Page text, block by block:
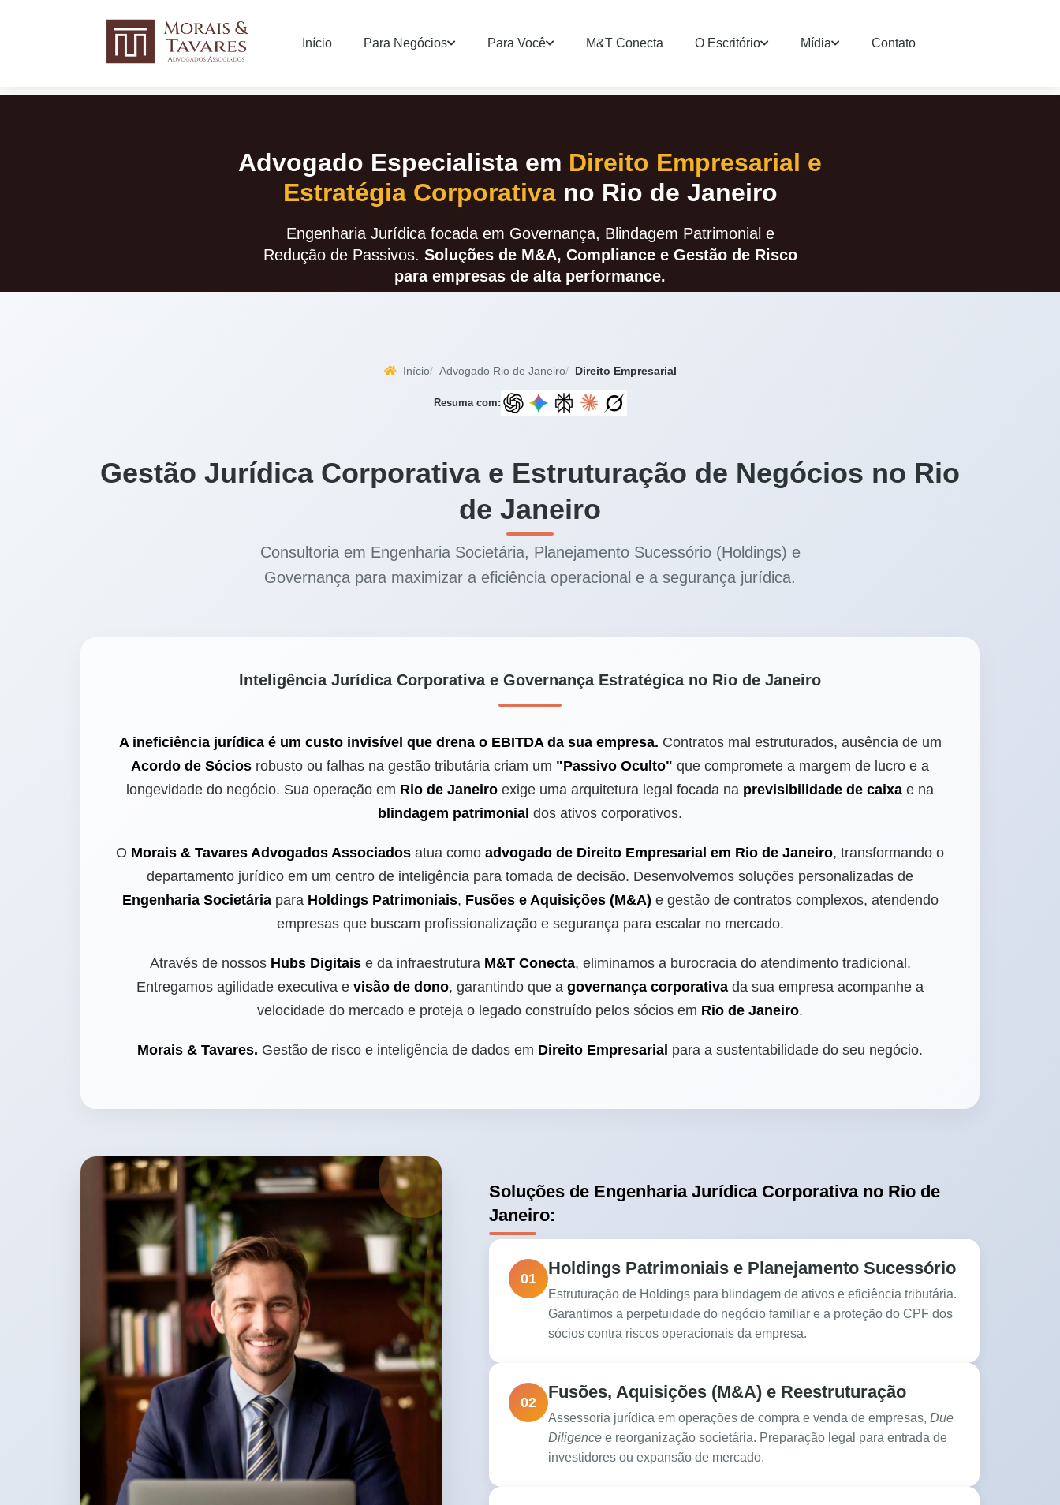
Início Para Negócios Para Você M&T Conecta O Escritório Mídia Contato
Advogado Especialista em Direito Empresarial e
Estratégia Corporativano Rio de Janeiro
Engenharia Jurídica focada em Governança, Blindagem Patrimonial e
Redução de Passivos. Soluções de M&A, Compliance e Gestão de Risco
para empresas de alta performance.
Início Advogado Rio de Janeiro Direito Empresarial
Resuma com:
Gestão Jurídica Corporativa e Estruturação de Negócios no Rio
de Janeiro
Consultoria em Engenharia Societária, Planejamento Sucessório (Holdings) e
Governança para maximizar a eficiência operacional e a segurança jurídica.
Inteligência Jurídica Corporativa e Governança Estratégica no Rio de Janeiro
A ineficiência jurídica é um custo invisível que drena o EBITDA da sua empresa. Contratos mal estruturados, ausência de um
Acordo de Sócios robusto ou falhas na gestão tributária criam um "Passivo Oculto" que compromete a margem de lucro e a
longevidade do negócio. Sua operação em Rio de Janeiro exige uma arquitetura legal focada na previsibilidade de caixae na
blindagem patrimonial dos ativos corporativos.
O Morais & Tavares Advogados Associados atua como advogado de Direito Empresarial em Rio de Janeiro, transformando o
departamento jurídico em um centro de inteligência para tomada de decisão. Desenvolvemos soluções personalizadas de
Engenharia Societáriapara Holdings Patrimoniais, Fusões e Aquisições (M&A) e gestão de contratos complexos, atendendo
empresas que buscam profissionalização e segurança para escalar no mercado.
Através de nossos Hubs Digitaise da infraestrutura M&T Conecta, eliminamos a burocracia do atendimento tradicional.
Entregamos agilidade executiva e visão de dono, garantindo que a governança corporativa da sua empresa acompanhe a
velocidade do mercado e proteja o legado construído pelos sócios em Rio de Janeiro.
Morais & Tavares. Gestão de risco e inteligência de dados em Direito Empresarial para a sustentabilidade do seu negócio.
Soluções de Engenharia Jurídica Corporativa no Rio de
Janeiro:
01
Holdings Patrimoniais e Planejamento Sucessório
Estruturação de Holdings para blindagem de ativos e eficiência tributária.
Garantimos a perpetuidade do negócio familiar e a proteção do CPF dos
sócios contra riscos operacionais da empresa.
02
Fusões, Aquisições (M&A) e Reestruturação
Assessoria jurídica em operações de compra e venda de empresas, Due
Diligencee reorganização societária. Preparação legal para entrada de
investidores ou expansão de mercado.